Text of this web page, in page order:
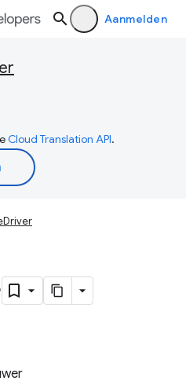
Aanmelden
Cloud Translation API.